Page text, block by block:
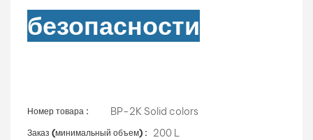
безопасности
Номер товара : BP-2K Solid colors
Заказ (минимальный объем) : 200 L